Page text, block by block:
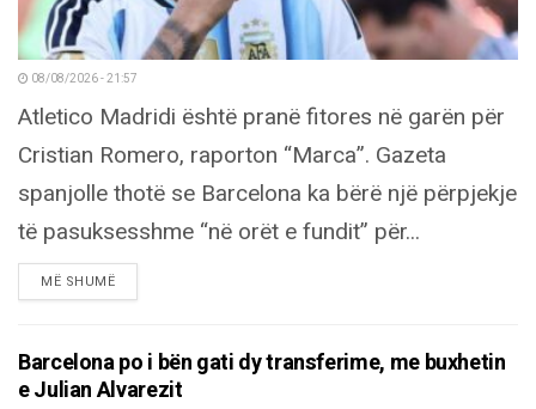
08/08/2026 - 21:57
Atletico Madridi është pranë fitores në garën për
Cristian Romero, raporton “Marca”. Gazeta
spanjolle thotë se Barcelona ka bërë një përpjekje
të pasuksesshme “në orët e fundit” për...
MË SHUMËDETAILS
Barcelona po i bën gati dy transferime, me buxhetin
e Julian Alvarezit